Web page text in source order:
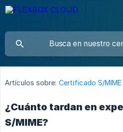
Artículos sobre: Certificado S/MIME
¿Cuánto tardan en
S/MIME?